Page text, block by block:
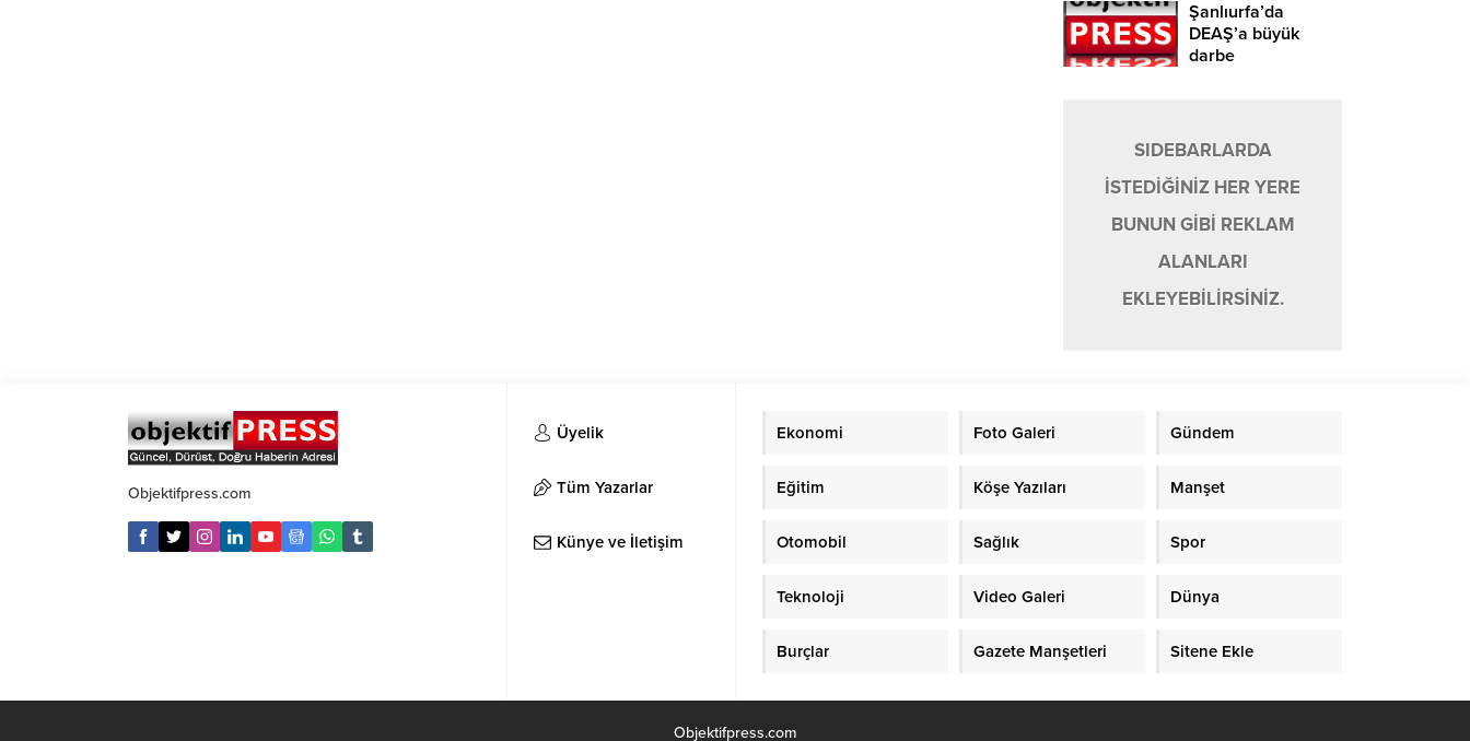
Şanlıurfa’da
DEAŞ’a büyük
darbe
SIDEBARLARDA
İSTEDİĞİNİZ HER YERE
BUNUN GİBİ REKLAM
ALANLARI
EKLEYEBİLİRSİNİZ.
Objektifpress.com
Üyelik
Tüm Yazarlar
Künye ve İletişim
Ekonomi Foto Galeri Gündem
Eğitim Köşe Yazıları Manşet
Otomobil Sağlık Spor
Teknoloji Video Galeri Dünya
Burçlar Gazete Manşetleri Sitene Ekle
Objektifpress.com